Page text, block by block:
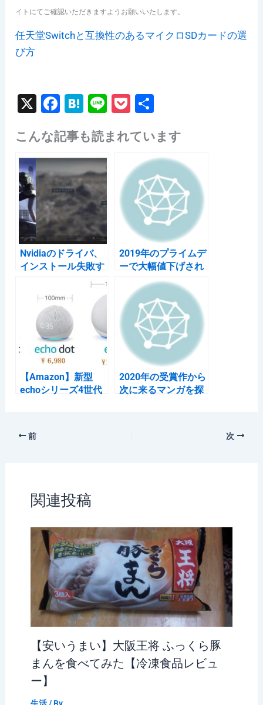
イトにてご確認いただきますようお願いいたします。
任天堂Switchと互換性のあるマイクロSDカードの選
び方
X
F
c
e
b
o
o
k
H
e
n
a
Li
e
P
c
k
et
こんな記事も読まれています
Nvidiaのドライバ、
インストール失敗す
る時の復旧流れメモ
2019年のプライムデ
ーで大幅値下げされ
てたやつを今年も狙
う。
【Amazon】新型
echoシリーズ4世代
（2020.9.25~）
2020年の受賞作から
次に来るマンガを探
前 次
関連投稿
【安いうまい】大阪王将 ふっくら豚
まんを食べてみた【冷凍食品レビュ
ー】